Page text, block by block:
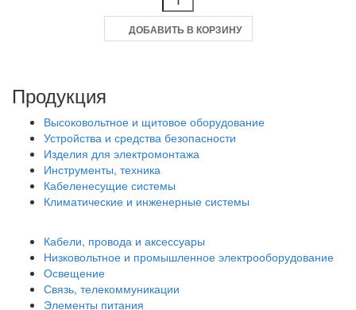
ДОБАВИТЬ В КОРЗИНУ
Продукция
Высоковольтное и щитовое оборудование
Устройства и средства безопасности
Изделия для электромонтажа
Инструменты, техника
Кабеленесущие системы
Климатические и инженерные системы
Кабели, провода и аксессуары
Низковольтное и промышленное электрооборудование
Освещение
Связь, телекоммуникации
Элементы питания